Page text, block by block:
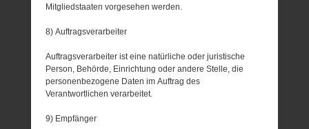
Mitgliedstaaten vorgesehen werden.
8) Auftragsverarbeiter
Auftragsverarbeiter ist eine natürliche oder juristische
Person, Behörde, Einrichtung oder andere Stelle, die
personenbezogene Daten im Auftrag des
Verantwortlichen verarbeitet.
9) Empfänger